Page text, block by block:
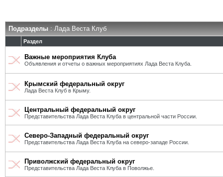
Подразделы: Лада Веста Клуб
Раздел
Важные мероприятия Клуба
Объявления и отчеты о важных мероприятиях Лада Веста Клуба.
Крымский федеральный округ
Лада Веста Клуб в Крыму.
Центральный федеральный округ
Представительства Лада Веста Клуба в центральной части России.
Северо-Западный федеральный округ
Представительства Лада Веста Клуба на северо-западе России.
Приволжский федеральный округ
Представительства Лада Веста Клуба в Поволжье.